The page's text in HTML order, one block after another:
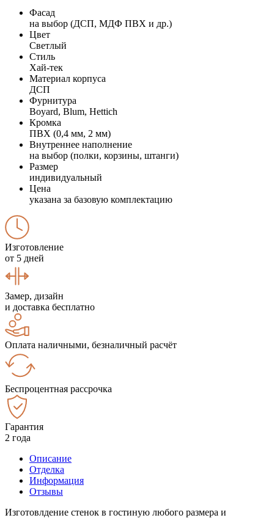
Фасад
на выбор (ДСП, МДФ ПВХ и др.)
Цвет
Светлый
Стиль
Хай-тек
Материал корпуса
ДСП
Фурнитура
Boyard, Blum, Hettich
Кромка
ПВХ (0,4 мм, 2 мм)
Внутреннее наполнение
на выбор (полки, корзины, штанги)
Размер
индивидуальный
Цена
указана за базовую комплектацию
Изготовление
от 5 дней
Замер, дизайн
и доставка бесплатно
Оплата наличными, безналичный расчёт
Беспроцентная рассрочка
Гарантия
2 года
Описание
Отделка
Информация
Отзывы
Изготовлдение стенок в гостиную любого размера и